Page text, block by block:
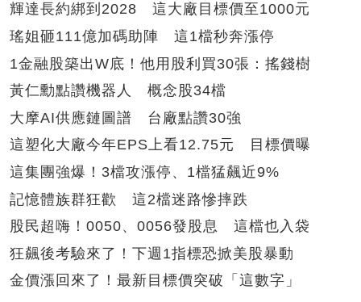
輝達長約綁到2028 這大廠目標價至1000元
瑤姐砸111億加碼助陣 這1檔秒奔漲停
1金融股築出W底！他用股利買30張：搖錢樹
黃仁勳點讚機器人 概念股34檔
大摩AI供應鏈圖譜 台廠點讚30強
這塑化大廠今年EPS上看12.75元 目標價曝
這集團強爆！3檔攻漲停、1檔猛飆近9%
記憶體族群狂歡 這2檔迷路慘摔跌
股民超嗨！0050、0056發股息 這檔也入袋
狂飆後考驗來了！下週1指標恐掀美股暴動
金價漲回來了！最新目標價突破「這數字」